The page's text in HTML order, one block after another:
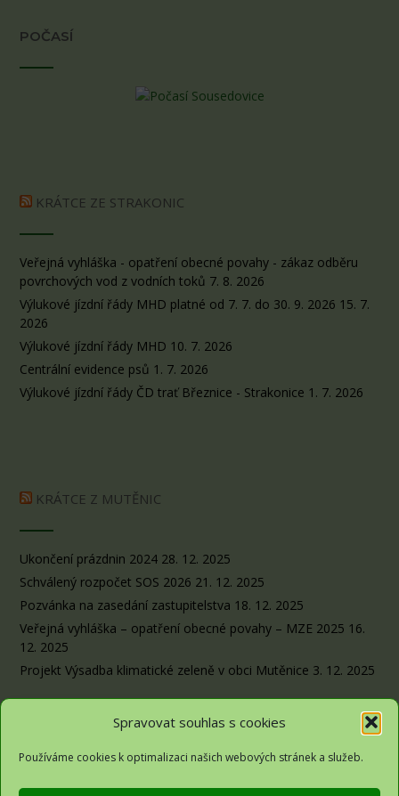
Spravovat souhlas s cookies
Používáme cookies k optimalizaci našich webových stránek a služeb.
POČASÍ
KRÁTCE ZE STRAKONIC
Veřejná vyhláška - opatření obecné povahy - zákaz odběru
povrchových vod z vodních toků 7. 8. 2026
Výlukové jízdní řády MHD platné od 7. 7. do 30. 9. 2026 15. 7.
2026
Výlukové jízdní řády MHD 10. 7. 2026
Centrální evidence psů 1. 7. 2026
Výlukové jízdní řády ČD trať Březnice - Strakonice 1. 7. 2026
KRÁTCE Z MUTĚNIC
Ukončení prázdnin 2024 28. 12. 2025
Schválený rozpočet SOS 2026 21. 12. 2025
Pozvánka na zasedání zastupitelstva 18. 12. 2025
Veřejná vyhláška – opatření obecné povahy – MZE 2025 16.
12. 2025
Projekt Výsadba klimatické zeleně v obci Mutěnice 3. 12. 2025